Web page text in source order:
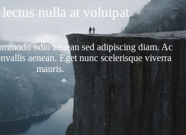
nulla at volutpat
odio aenean sed adipiscing diam. Ac
aenean. Eget nunc scelerisque viverra
mauris.